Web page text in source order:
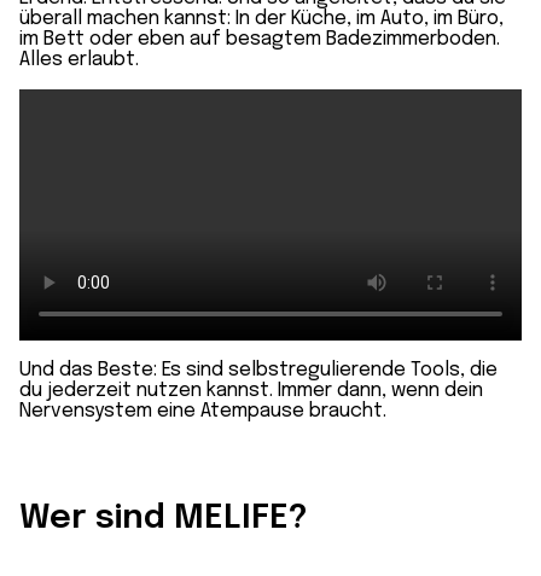
überall machen kannst: In der Küche, im Auto, im Büro,
im Bett oder eben auf besagtem Badezimmerboden.
Alles erlaubt.
Und das Beste: Es sind selbstregulierende Tools, die
du jederzeit nutzen kannst. Immer dann, wenn dein
Nervensystem eine Atempause braucht.
Wer sind MELIFE?